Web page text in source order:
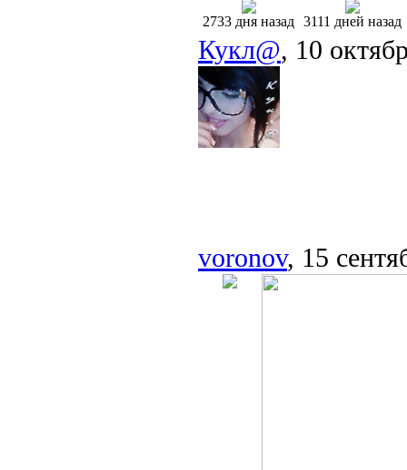
2733 дня назад 3111 дней назад
Кукл@, 10
voronov, 15